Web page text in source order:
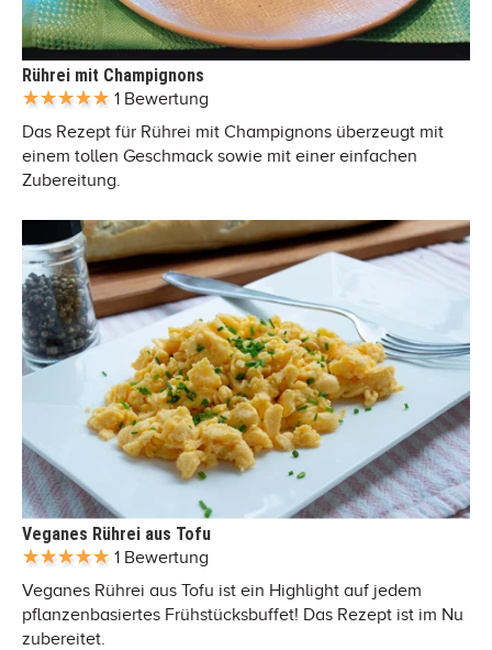
Rührei mit Champignons
1 Bewertung
Das Rezept für Rührei mit Champignons überzeugt mit
einem tollen Geschmack sowie mit einer einfachen
Zubereitung.
Veganes Rührei aus Tofu
1 Bewertung
Veganes Rührei aus Tofu ist ein Highlight auf jedem
pflanzenbasiertes Frühstücksbuffet! Das Rezept ist im Nu
zubereitet.